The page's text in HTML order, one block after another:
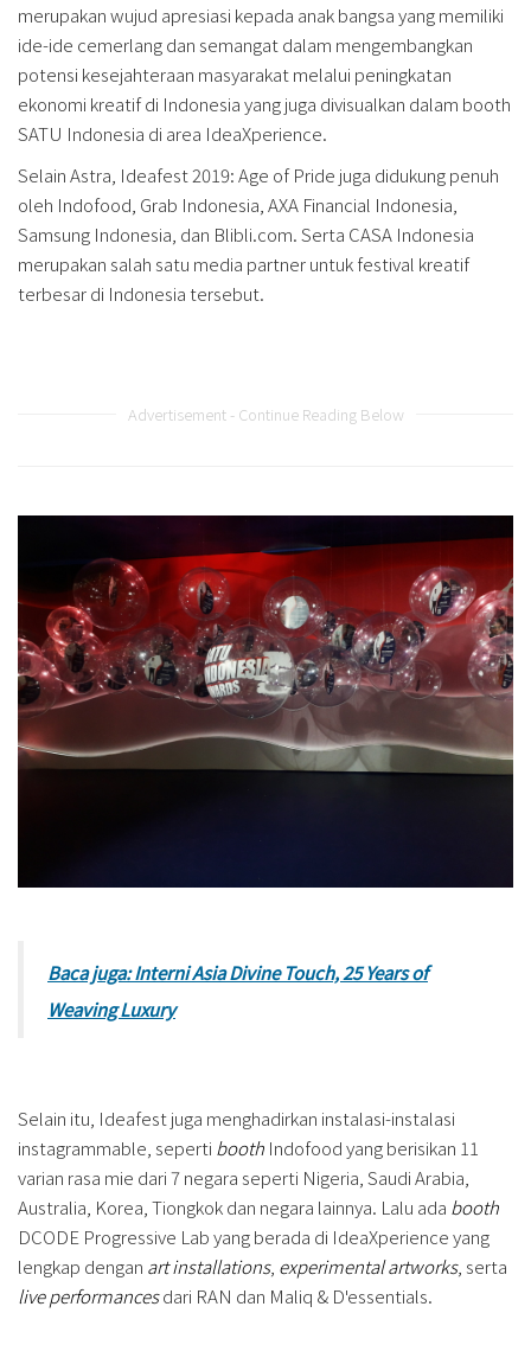
merupakan wujud apresiasi kepada anak bangsa yang memiliki
ide-ide cemerlang dan semangat dalam mengembangkan
potensi kesejahteraan masyarakat melalui peningkatan
ekonomi kreatif di Indonesia yang juga divisualkan dalam booth
SATU Indonesia di area IdeaXperience.
Selain Astra, Ideafest 2019: Age of Pride juga didukung penuh
oleh Indofood, Grab Indonesia, AXA Financial Indonesia,
Samsung Indonesia, dan Blibli.com. Serta CASA Indonesia
merupakan salah satu media partner untuk festival kreatif
terbesar di Indonesia tersebut.
Advertisement - Continue Reading Below
Baca juga: Interni Asia Divine Touch, 25 Years of
Weaving Luxury
Selain itu, Ideafest juga menghadirkan instalasi-instalasi
instagrammable, seperti booth Indofood yang berisikan 11
varian rasa mie dari 7 negara seperti Nigeria, Saudi Arabia,
Australia, Korea, Tiongkok dan negara lainnya. Lalu ada booth
DCODE Progressive Lab yang berada di IdeaXperience yang
lengkap dengan art installations, experimental artworks, serta
live performancesdari RAN dan Maliq & D'essentials.